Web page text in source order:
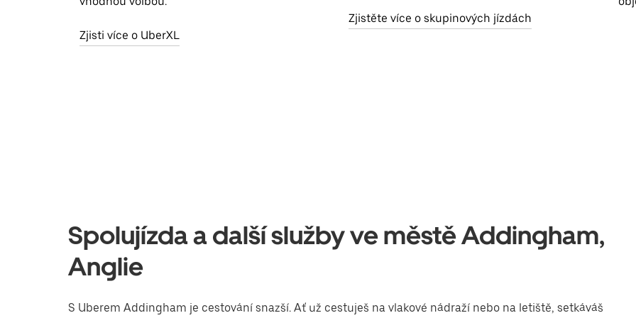
Zjisti více o UberXL
Zjistěte více o skupinových jízdách
Spolujízda a další služby ve městě Addingham,
Anglie
S Uberem Addingham je cestování snazší. Ať už cestuješ na vlakové nádraží nebo na letiště, setkáváš